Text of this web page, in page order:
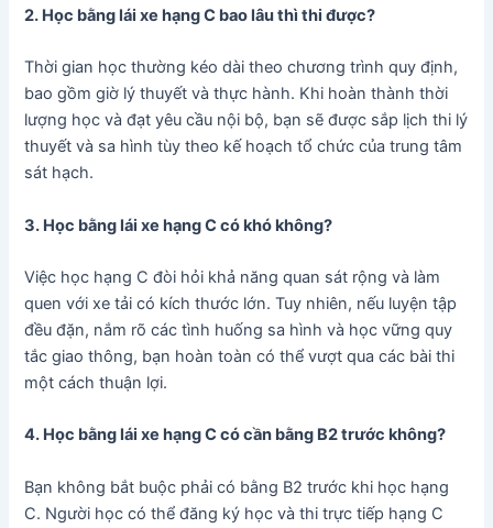
2. Học bằng lái xe hạng C bao lâu thì thi được?
Thời gian học thường kéo dài theo chương trình quy định,
bao gồm giờ lý thuyết và thực hành. Khi hoàn thành thời
lượng học và đạt yêu cầu nội bộ, bạn sẽ được sắp lịch thi lý
thuyết và sa hình tùy theo kế hoạch tổ chức của trung tâm
sát hạch.
3. Học bằng lái xe hạng C có khó không?
Việc học hạng C đòi hỏi khả năng quan sát rộng và làm
quen với xe tải có kích thước lớn. Tuy nhiên, nếu luyện tập
đều đặn, nắm rõ các tình huống sa hình và học vững quy
tắc giao thông, bạn hoàn toàn có thể vượt qua các bài thi
một cách thuận lợi.
4. Học bằng lái xe hạng C có cần bằng B2 trước không?
Bạn không bắt buộc phải có bằng B2 trước khi học hạng
C. Người học có thể đăng ký học và thi trực tiếp hạng C